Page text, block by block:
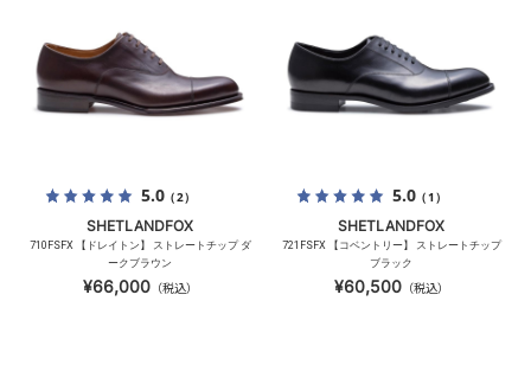
5.0（2）
SHETLANDFOX
710FSFX 【ドレイトン】 ストレートチップ ダ
ークブラウン
¥66,000（税込）
5.0（1）
SHETLANDFOX
721FSFX 【コベントリー】 ストレートチップ
ブラック
¥60,500（税込）